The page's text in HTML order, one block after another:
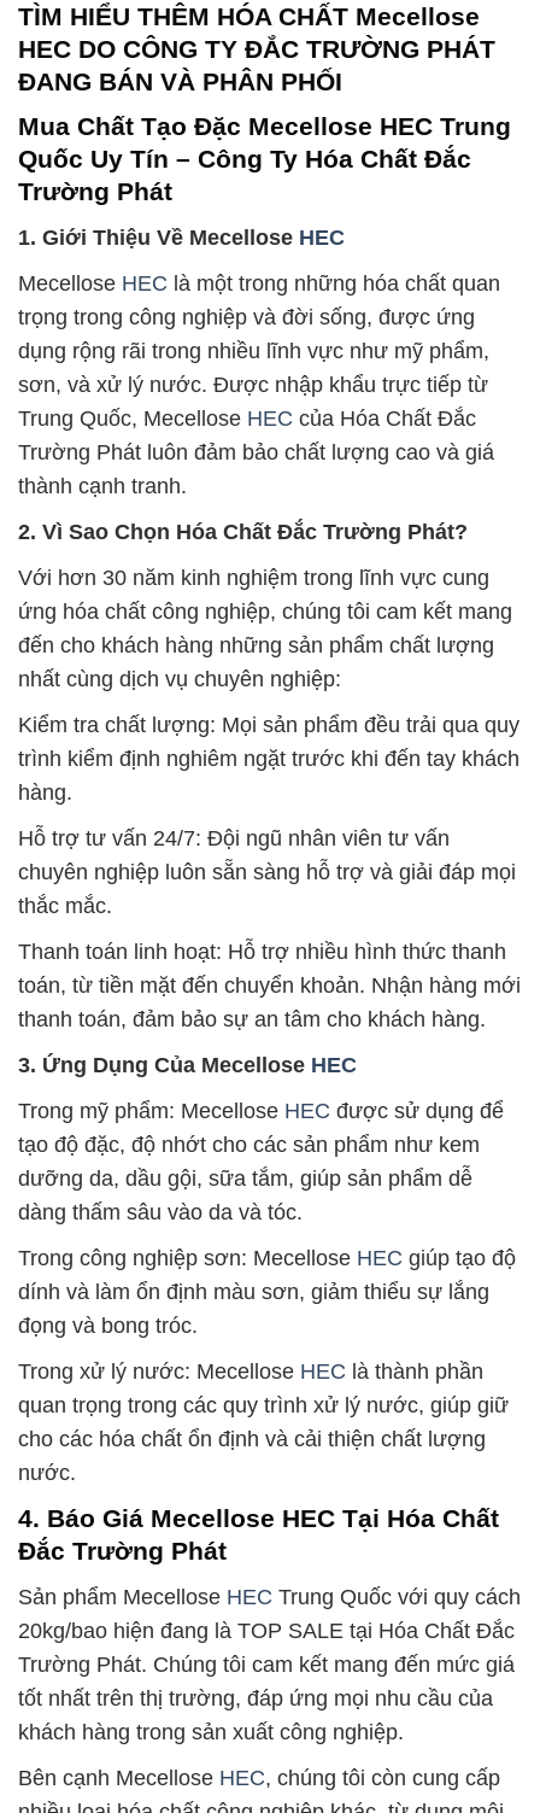
TÌM HIỂU THÊM HÓA CHẤT Mecellose
HEC DO CÔNG TY ĐẮC TRƯỜNG PHÁT
ĐANG BÁN VÀ PHÂN PHỐI
Mua Chất Tạo Đặc Mecellose HEC Trung
Quốc Uy Tín – Công Ty Hóa Chất Đắc
Trường Phát
1. Giới Thiệu Về Mecellose HEC
Mecellose HEC là một trong những hóa chất quan
trọng trong công nghiệp và đời sống, được ứng
dụng rộng rãi trong nhiều lĩnh vực như mỹ phẩm,
sơn, và xử lý nước. Được nhập khẩu trực tiếp từ
Trung Quốc, Mecellose HEC của Hóa Chất Đắc
Trường Phát luôn đảm bảo chất lượng cao và giá
thành cạnh tranh.
2. Vì Sao Chọn Hóa Chất Đắc Trường Phát?
Với hơn 30 năm kinh nghiệm trong lĩnh vực cung
ứng hóa chất công nghiệp, chúng tôi cam kết mang
đến cho khách hàng những sản phẩm chất lượng
nhất cùng dịch vụ chuyên nghiệp:
Kiểm tra chất lượng: Mọi sản phẩm đều trải qua quy
trình kiểm định nghiêm ngặt trước khi đến tay khách
hàng.
Hỗ trợ tư vấn 24/7: Đội ngũ nhân viên tư vấn
chuyên nghiệp luôn sẵn sàng hỗ trợ và giải đáp mọi
thắc mắc.
Thanh toán linh hoạt: Hỗ trợ nhiều hình thức thanh
toán, từ tiền mặt đến chuyển khoản. Nhận hàng mới
thanh toán, đảm bảo sự an tâm cho khách hàng.
3. Ứng Dụng Của Mecellose HEC
Trong mỹ phẩm: Mecellose HEC được sử dụng để
tạo độ đặc, độ nhớt cho các sản phẩm như kem
dưỡng da, dầu gội, sữa tắm, giúp sản phẩm dễ
dàng thấm sâu vào da và tóc.
Trong công nghiệp sơn: Mecellose HEC giúp tạo độ
dính và làm ổn định màu sơn, giảm thiểu sự lắng
đọng và bong tróc.
Trong xử lý nước: Mecellose HEC là thành phần
quan trọng trong các quy trình xử lý nước, giúp giữ
cho các hóa chất ổn định và cải thiện chất lượng
nước.
4. Báo Giá Mecellose HEC Tại Hóa Chất
Đắc Trường Phát
Sản phẩm Mecellose HEC Trung Quốc với quy cách
20kg/bao hiện đang là TOP SALE tại Hóa Chất Đắc
Trường Phát. Chúng tôi cam kết mang đến mức giá
tốt nhất trên thị trường, đáp ứng mọi nhu cầu của
khách hàng trong sản xuất công nghiệp.
Bên cạnh Mecellose HEC, chúng tôi còn cung cấp